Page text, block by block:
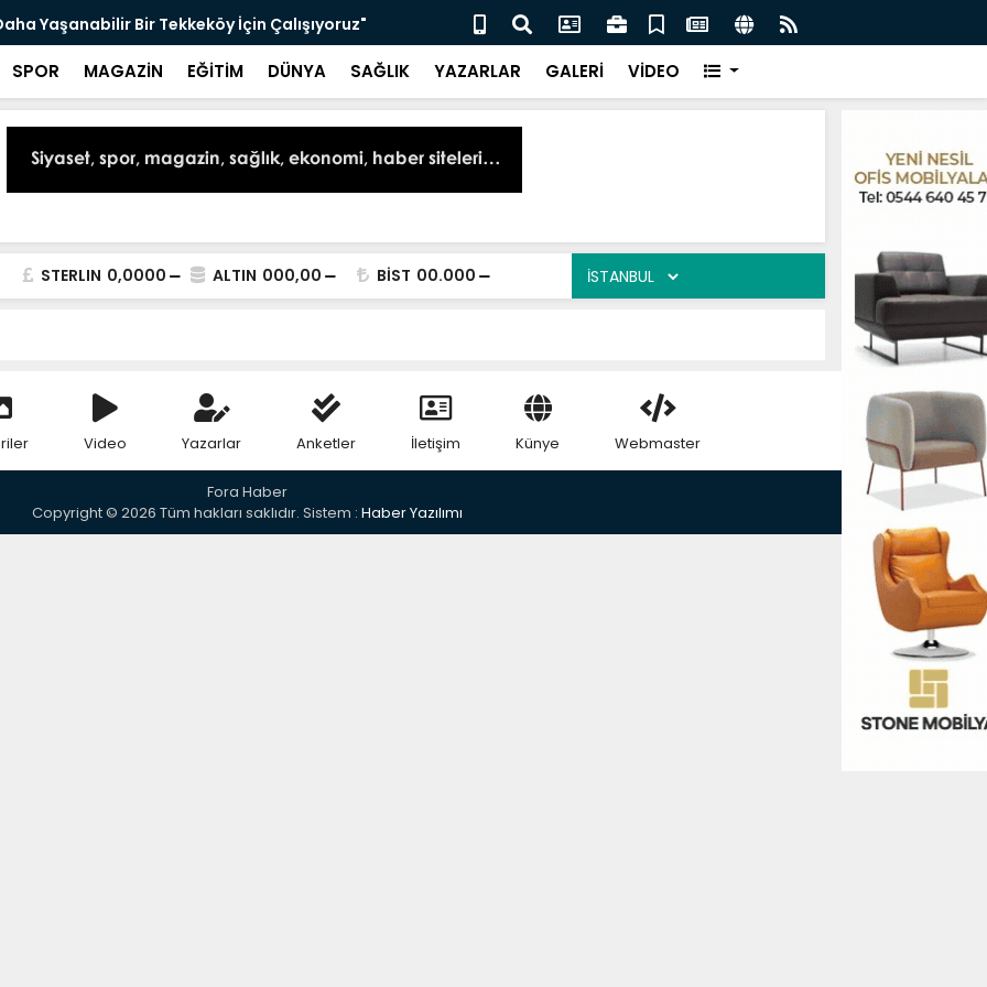
Yaşanabilir Bir Tekkeköy İçin Çalışıyoruz" Samsunspor Çıtayı Yükseltti!
SPOR MAGAZİN EĞİTİM DÜNYA SAĞLIK YAZARLAR GALERİ VİDEO
STERLIN 0,0000 ALTIN 000,00 BİST 00.000
Video Yazarlar Anketler İletişim Künye Webmaster
Fora Haber
Copyright © 2026 Tüm hakları saklıdır. Sistem : Haber Yazılımı